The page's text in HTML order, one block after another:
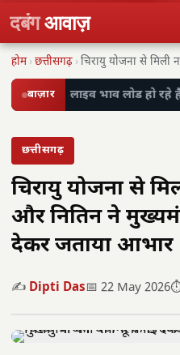
दबंगआवाज़
होम ›छत्तीसगढ़ ›
बाज़ार लाइव भाव लोड हो रहे
छत्तीसगढ़
चिरायु योजना से
और नितिन ने
देकर जताया आभार
✍️ Dipti Das📅 22 May 2026